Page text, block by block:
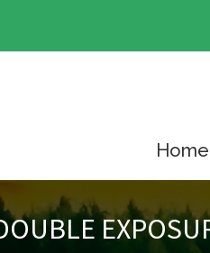
Home